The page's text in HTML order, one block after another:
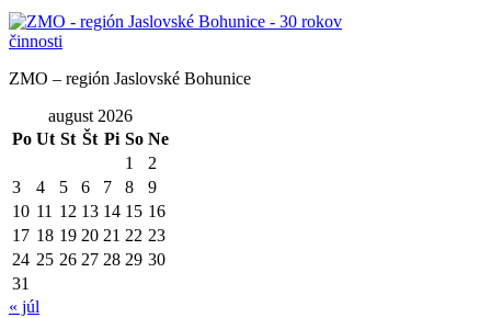
ZMO – región Jaslovské Bohunice
august 2026
Po Ut St Št Pi So Ne
1
2
3
4 5 6 7 8
9
10 11 12 13 14 15 16
17 18 19 20 21 22 23
24 25 26 27 28 29 30
31
« júl